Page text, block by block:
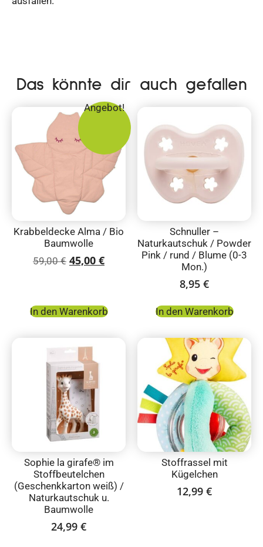
Das könnte dir auch gefallen
Angebot!
Krabbeldecke Alma / Bio
Baumwolle
59,00€ 45,00 €
In den Warenkorb
Schnuller –
Naturkautschuk / Powder
Pink / rund / Blume (0-3
Mon.)
8,95 €
In den Warenkorb
Sophie la girafe® im
Stoffbeutelchen
(Geschenkkarton weiß) /
Naturkautschuk u.
Baumwolle
24,99 €
Stoffrassel mit
Kügelchen
12,99 €